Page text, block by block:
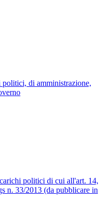
di amministrazione,
politici di cui all'art. 14,
n. 33/2013 (da pubblicare in